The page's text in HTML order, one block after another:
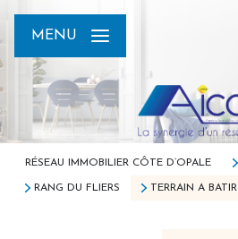
MENU
RÉSEAU IMMOBILIER CÔTE D’OPALE
RANG DU FLIERS TERRAIN A BATIR